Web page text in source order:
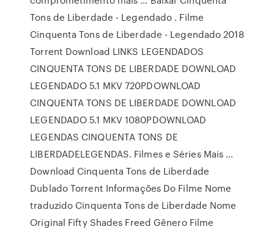
Tons de Liberdade - Legendado . Filme
Cinquenta Tons de Liberdade - Legendado 2018
Torrent Download LINKS LEGENDADOS
CINQUENTA TONS DE LIBERDADE DOWNLOAD
LEGENDADO 5.1 MKV 720PDOWNLOAD
CINQUENTA TONS DE LIBERDADE DOWNLOAD
LEGENDADO 5.1 MKV 1080PDOWNLOAD
LEGENDAS CINQUENTA TONS DE
LIBERDADELEGENDAS. Filmes e Séries Mais …
Download Cinquenta Tons de Liberdade
Dublado Torrent Informações Do Filme Nome
traduzido Cinquenta Tons de Liberdade Nome
Original Fifty Shades Freed Gênero Filme